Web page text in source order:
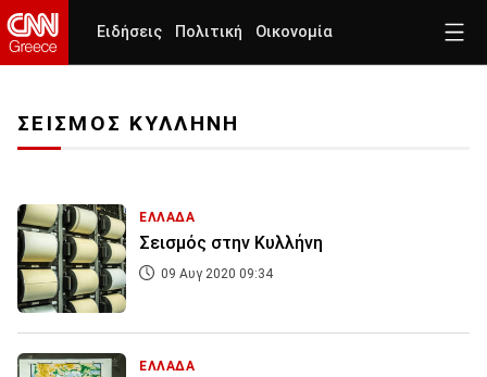
Ειδήσεις Πολιτική Οικονομία
ΣΕΙΣΜΟΣ ΚΥΛΛΗΝΗ
ΕΛΛΑΔΑ
Σεισμός στην Κυλλήνη
09 Αυγ 2020 09:34
ΕΛΛΑΔΑ